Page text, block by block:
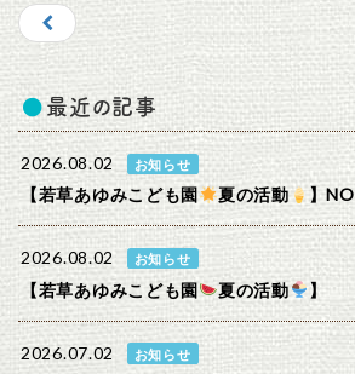
最近の記事
2026.08.02 お知らせ
【若草あゆみこども園 夏の活動 】
2026.08.02 お知らせ
【若草あゆみこども園 夏の活動 】
2026.07.02 お知らせ